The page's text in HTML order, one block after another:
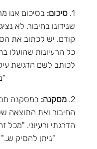
1. סיכום: בסיכום אנו
שנידונו בחיבור. לא
קודם. יש לכתוב את
כל הרעיונות שהועלו
לכותב לשם הדגשת
"נוכחנו
2. מסקנה: במסקנה
החיבור ואת התוצאה
הדרגתי ורעיוני. "מכל
"ניתן להסיק ש…"